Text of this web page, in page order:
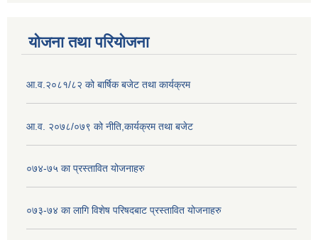
योजना तथा परियोजना
आ.व.२०८१/८२ को बार्षिक बजेट तथा कार्यक्रम
आ.व. २०७८/०७९ को नीति,कार्यक्रम तथा बजेट
०७४-७५ का प्रस्तावित योजनाहरु
०७३-७४ का लागि विशेष परिषदबाट प्रस्तावित योजनाहरु